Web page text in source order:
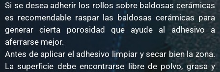
Si se desea adherir los rollos sobre baldosas cerámicas
es recomendable raspar las baldosas cerámicas para
generar cierta porosidad que ayude al adhesivo a
aferrarse mejor.
Antes de aplicar el adhesivo limpiar y secar bien la zona.
La superficie debe encontrarse libre de polvo, grasa y